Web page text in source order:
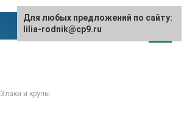
Злаки и крупы
Для любых предложений по сайту:
lilia-rodnik@cp9.ru